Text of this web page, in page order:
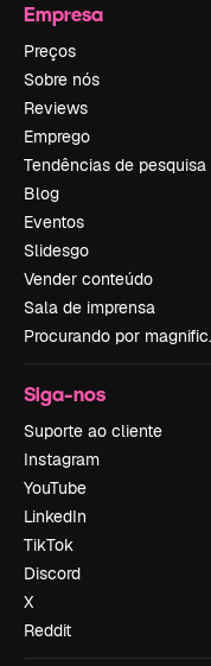
Empresa
Preços
Sobre nós
Reviews
Emprego
Tendências de pesquisa
Blog
Eventos
Slidesgo
Vender conteúdo
Sala de imprensa
Procurando por
Siga-nos
Suporte ao cliente
Instagram
YouTube
LinkedIn
TikTok
Discord
X
Reddit